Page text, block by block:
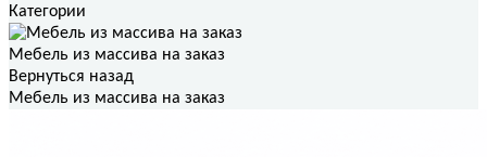
Категории
Мебель из массива на заказ
Вернуться назад
Мебель из массива на заказ